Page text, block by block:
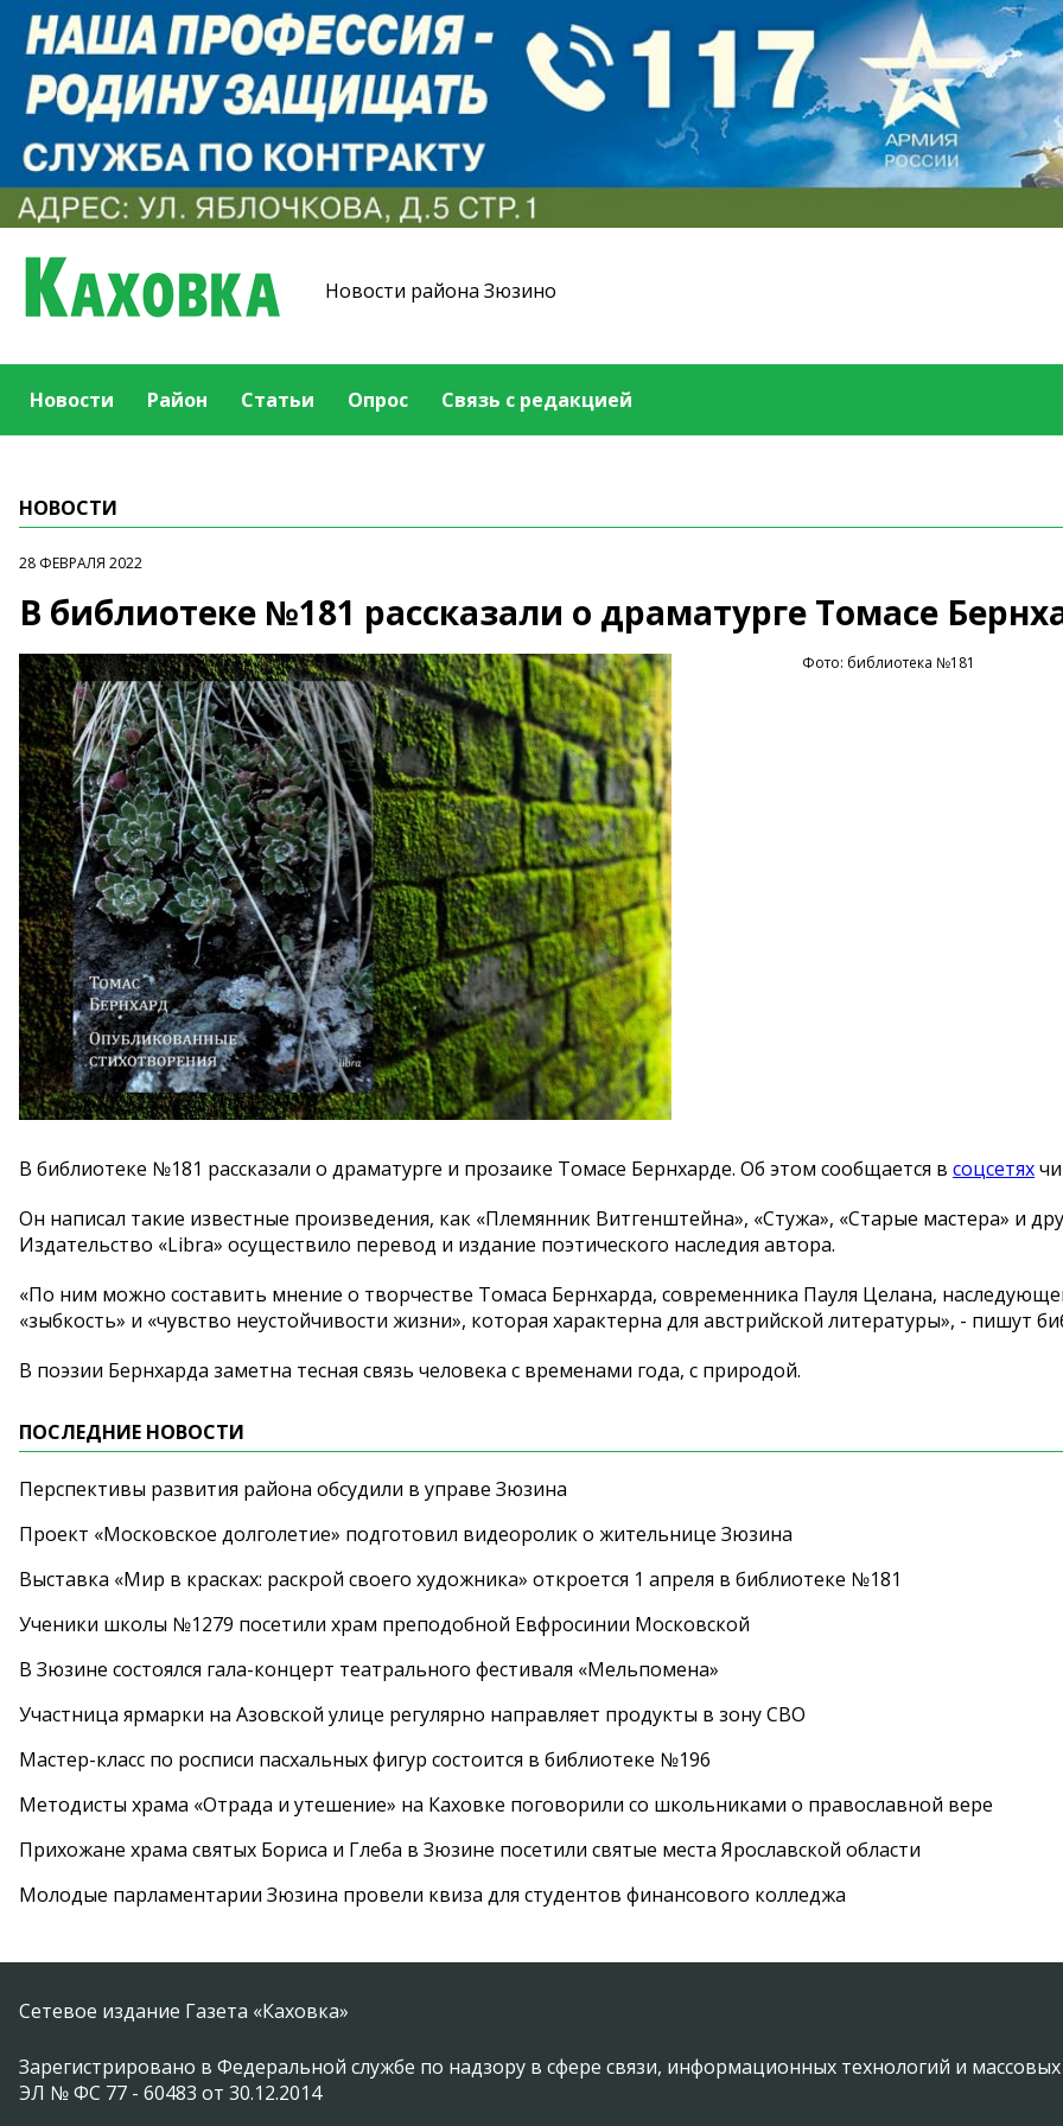
Новости района Зюзино
Новости Район Статьи Опрос Связь с редакцией
НОВОСТИ
28 ФЕВРАЛЯ 2022
В библиотеке №181 рассказали о драматурге Томасе
Фото: библиотека №181
В библиотеке №181 рассказали о драматурге и прозаике Томасе Бернхарде. Об этом сообщается в соцсетях
Он написал такие известные произведения, как «Племянник Витгенштейна», «Стужа», «Старые мастера» и
Издательство «Libra» осуществило перевод и издание поэтического наследия автора.
«По ним можно составить мнение о творчестве Томаса Бернхарда, современника Пауля Целана,
«зыбкость» и «чувство неустойчивости жизни», которая характерна для австрийской литературы», - пишут
В поэзии Бернхарда заметна тесная связь человека с временами года, с природой.
ПОСЛЕДНИЕ НОВОСТИ
Перспективы развития района обсудили в управе Зюзина
Проект «Московское долголетие» подготовил видеоролик о жительнице Зюзина
Выставка «Мир в красках: раскрой своего художника» откроется 1 апреля в библиотеке №181
Ученики школы №1279 посетили храм преподобной Евфросинии Московской
В Зюзине состоялся гала-концерт театрального фестиваля «Мельпомена»
Участница ярмарки на Азовской улице регулярно направляет продукты в зону СВО
Мастер-класс по росписи пасхальных фигур состоится в библиотеке №196
Методисты храма «Отрада и утешение» на Каховке поговорили со школьниками о православной вере
Прихожане храма святых Бориса и Глеба в Зюзине посетили святые места Ярославской области
Молодые парламентарии Зюзина провели квиза для студентов финансового колледжа
Сетевое издание Газета «Каховка»
Зарегистрировано в Федеральной службе по надзору в сфере связи, информационных технологий и
ЭЛ № ФС 77 - 60483 от 30.12.2014